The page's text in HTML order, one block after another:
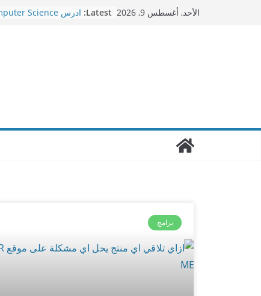
الأحد, أغسطس 9, 2026 Latest:
برامج